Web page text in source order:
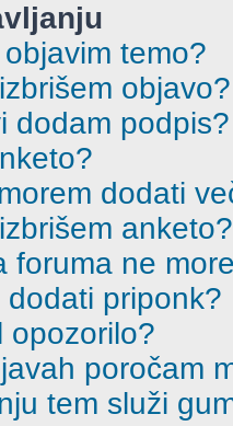
temo?
objavo?
dodam podpis?
dodati
anketo?
foruma ne
priponk?
opozorilo?
poročam
tem služi